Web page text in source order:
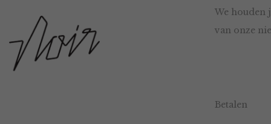
We houden
van onze
Betalen